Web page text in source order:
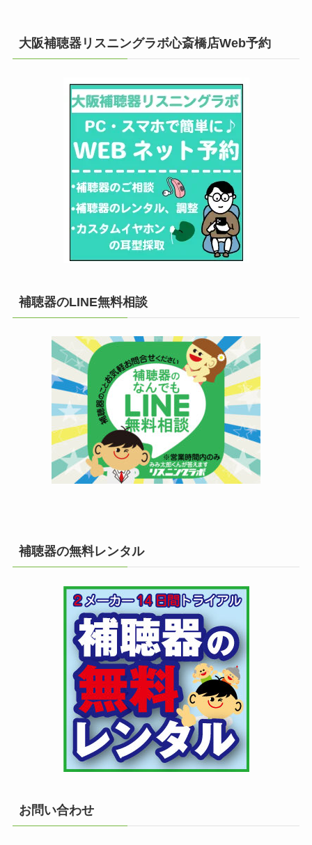
大阪補聴器リスニングラボ心斎橋店Web予約
補聴器のLINE無料相談
補聴器の無料レンタル
お問い合わせ